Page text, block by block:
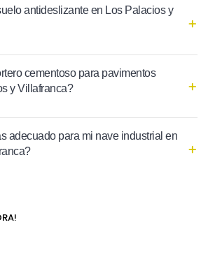
antideslizante en Los Palacios y
cementoso para pavimentos
y Villafranca?
adecuado para mi nave industrial en